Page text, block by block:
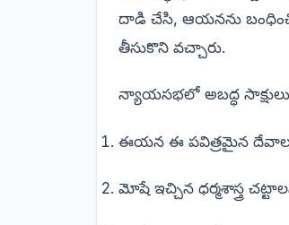
దాడి చేసి, ఆయనను
తీసుకొని వచ్చారు.
న్యాయసభలో అబద్ధ
ఈయన ఈ పవిత్రమైన
మోషే ఇచ్చిన ధర్మశాస్త్ర